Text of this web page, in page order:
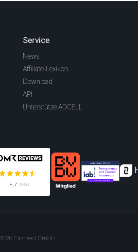
Service
News
Affiliate-Lexikon
Download
API
Unterstütze ADCELL
Firstlead GmbH